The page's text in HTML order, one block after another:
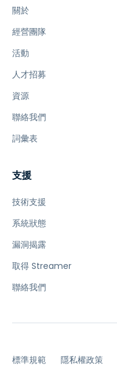
關於
經營團隊
活動
人才招募
資源
聯絡我們
詞彙表
支援
技術支援
系統狀態
漏洞揭露
取得 Streamer
聯絡我們
標準規範 隱私權政策